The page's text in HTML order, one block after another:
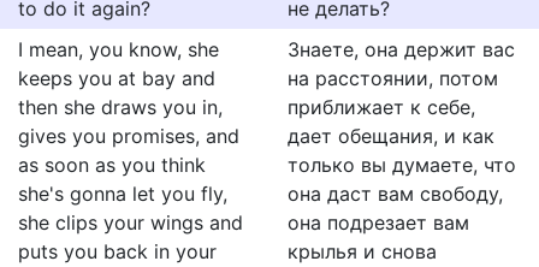
to do it again?
не делать?
I mean, you know, she
keeps you at bay and
then she draws you in,
gives you promises, and
as soon as you think
she's gonna let you fly,
she clips your wings and
puts you back in your
Знаете, она держит вас
на расстоянии, потом
приближает к себе,
дает обещания, и как
только вы думаете, что
она даст вам свободу,
она подрезает вам
крылья и снова